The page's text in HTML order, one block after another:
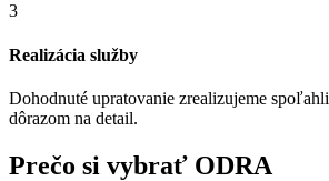
3
Realizácia služby
Dohodnuté upratovanie zrealizujeme
dôrazom na detail.
Prečo si vybrať ODRA